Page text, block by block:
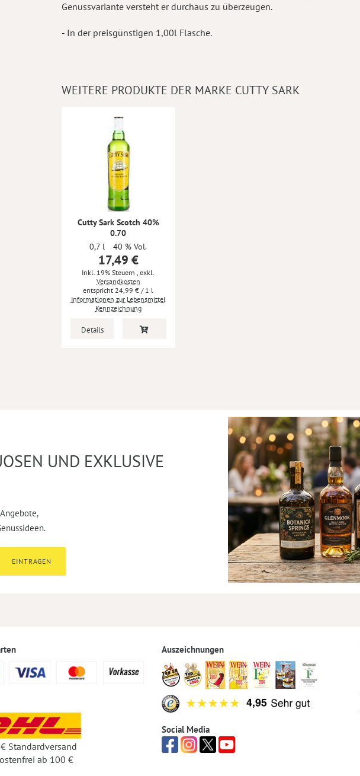
Genussvariante versteht er durchaus zu überzeugen.
- In der preisgünstigen 1,00l Flasche.
WEITERE PRODUKTE DER MARKE CUTTY SARK
Cutty Sark Scotch 40%
0.70
0,7 l
40 % Vol.
17,49 €
Inkl. 19% Steuern, exkl.
Versandkosten
24,99 € / 1 l
Informationen zur Lebensmittel
Kennzeichnung
Details
UND EXKLUSIVE
EINTRAGEN
Standardversand
ab 100 €
Auszeichnungen
Social Media